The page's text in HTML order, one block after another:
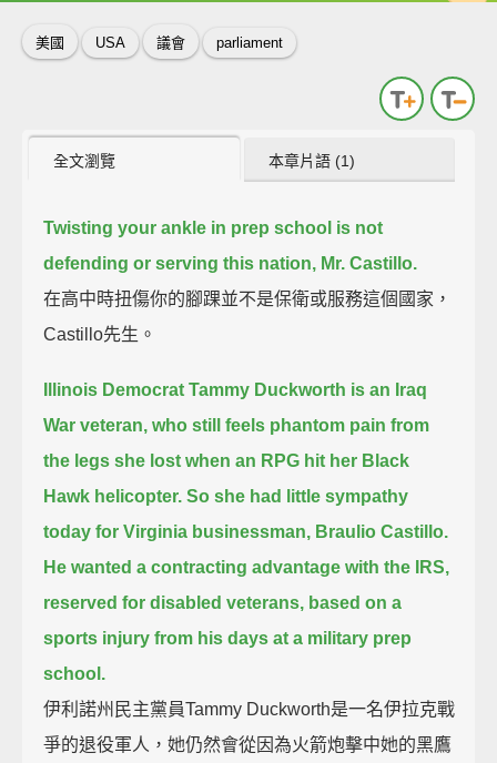
美國 USA 議會 parliament
全文瀏覽 本章片語 (1)
Twisting your ankle in prep school is not
defending or serving this nation, Mr. Castillo.
在高中時扭傷你的腳踝並不是保衛或服務這個國家，
Castillo先生。
Illinois Democrat Tammy Duckworth is an Iraq
War veteran, who still feels phantom pain from
the legs she lost when an RPG hit her Black
Hawk helicopter. So she had little sympathy
today for Virginia businessman, Braulio Castillo.
He wanted a contracting advantage with the IRS,
reserved for disabled veterans, based on a
sports injury from his days at a military prep
school.
伊利諾州民主黨員Tammy Duckworth是一名伊拉克戰
爭的退役軍人，她仍然會從因為火箭炮擊中她的黑鷹